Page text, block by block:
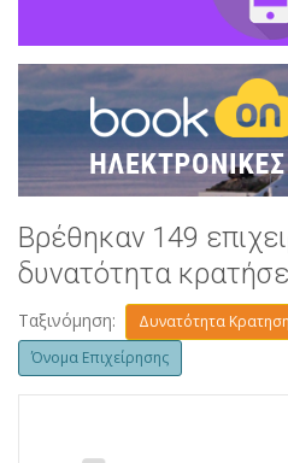
Βρέθηκαν 149
δυνατότητα
Ταξινόμηση: Δυνατότητα
Όνομα Επιχείρησης